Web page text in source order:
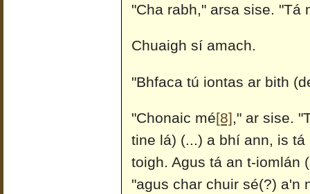
"Cha rabh," arsa sise. "Tá
Chuaigh sí amach.
"Bhfaca tú iontas ar bith
"Chonaic mé[8]," ar sise.
tine lá) (...) a bhí ann, is
toigh. Agus tá an t-iomlán
"agus char chuir sé(?) a'n